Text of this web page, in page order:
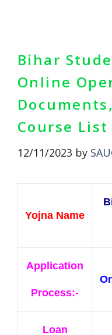
Bihar
Online
Course List
12/11/2023 by
Yojna Name
Application
Process:-
Loan